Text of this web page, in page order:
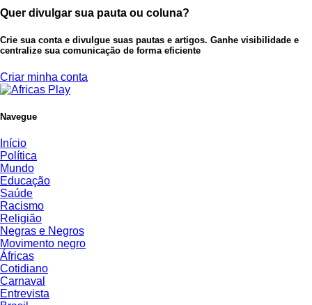
Quer divulgar sua pauta ou coluna?
Crie sua conta e divulgue suas pautas e artigos. Ganhe visibilidade e
centralize sua comunicação de forma eficiente
Criar minha conta
Navegue
Início
Política
Mundo
Educação
Saúde
Racismo
Religião
Negras e Negros
Movimento negro
Áfricas
Cotidiano
Carnaval
Entrevista